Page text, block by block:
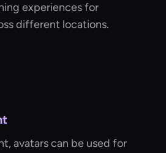
experiences for
different locations.
avatars can be used for